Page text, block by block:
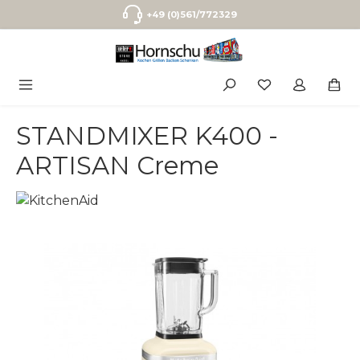
Zum Hauptinhalt springen+49 (0)561/772329
STANDMIXER K400 -
ARTISAN Creme